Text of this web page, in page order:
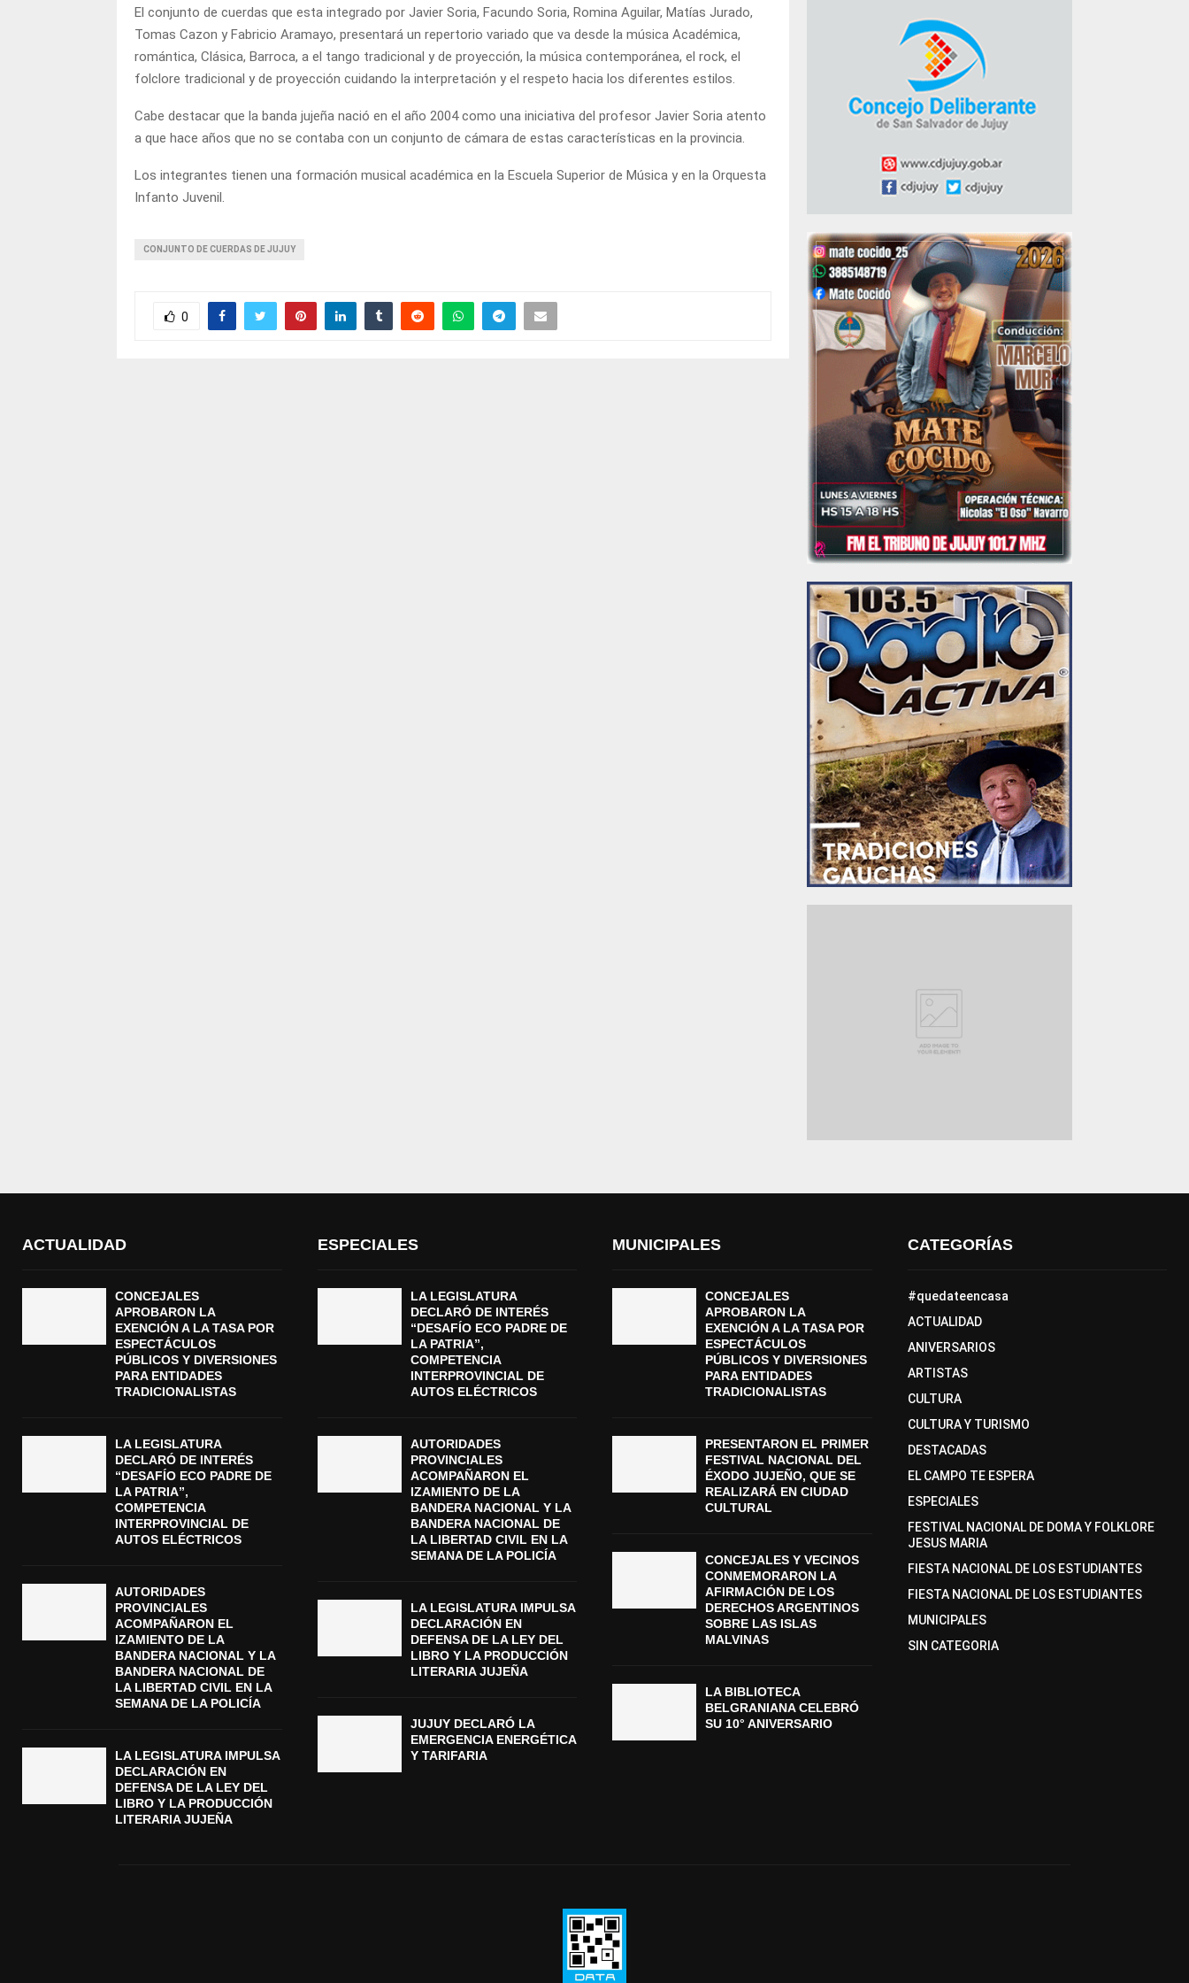
El conjunto de cuerdas que esta integrado por Javier Soria, Facundo Soria, Romina Aguilar, Matías Jurado,
Tomas Cazon y Fabricio Aramayo, presentará un repertorio variado que va desde la música Académica,
romántica, Clásica, Barroca, a el tango tradicional y de proyección, la música contemporánea, el rock, el
folclore tradicional y de proyección cuidando la interpretación y el respeto hacia los diferentes estilos.
Cabe destacar que la banda jujeña nació en el año 2004 como una iniciativa del profesor Javier Soria atento
a que hace años que no se contaba con un conjunto de cámara de estas características en la provincia.
Los integrantes tienen una formación musical académica en la Escuela Superior de Música y en la Orquesta
Infanto Juvenil.
CONJUNTO DE CUERDAS DE JUJUY
0
ACTUALIDAD
CONCEJALES
APROBARON LA
EXENCIÓN A LA TASA POR
ESPECTÁCULOS
PÚBLICOS Y DIVERSIONES
PARA ENTIDADES
TRADICIONALISTAS
LA LEGISLATURA
DECLARÓ DE INTERÉS
“DESAFÍO ECO PADRE DE
LA PATRIA”,
COMPETENCIA
INTERPROVINCIAL DE
AUTOS ELÉCTRICOS
AUTORIDADES
PROVINCIALES
ACOMPAÑARON EL
IZAMIENTO DE LA
BANDERA NACIONAL Y LA
BANDERA NACIONAL DE
LA LIBERTAD CIVIL EN LA
SEMANA DE LA POLICÍA
LA LEGISLATURA IMPULSA
DECLARACIÓN EN
DEFENSA DE LA LEY DEL
LIBRO Y LA PRODUCCIÓN
LITERARIA JUJEÑA
ESPECIALES
LA LEGISLATURA
DECLARÓ DE INTERÉS
“DESAFÍO ECO PADRE DE
LA PATRIA”,
COMPETENCIA
INTERPROVINCIAL DE
AUTOS ELÉCTRICOS
AUTORIDADES
PROVINCIALES
ACOMPAÑARON EL
IZAMIENTO DE LA
BANDERA NACIONAL Y LA
BANDERA NACIONAL DE
LA LIBERTAD CIVIL EN LA
SEMANA DE LA POLICÍA
LA LEGISLATURA IMPULSA
DECLARACIÓN EN
DEFENSA DE LA LEY DEL
LIBRO Y LA PRODUCCIÓN
LITERARIA JUJEÑA
JUJUY DECLARÓ LA
EMERGENCIA ENERGÉTICA
Y TARIFARIA
MUNICIPALES
CONCEJALES
APROBARON LA
EXENCIÓN A LA TASA POR
ESPECTÁCULOS
PÚBLICOS Y DIVERSIONES
PARA ENTIDADES
TRADICIONALISTAS
PRESENTARON EL PRIMER
FESTIVAL NACIONAL DEL
ÉXODO JUJEÑO, QUE SE
REALIZARÁ EN CIUDAD
CULTURAL
CONCEJALES Y VECINOS
CONMEMORARON LA
AFIRMACIÓN DE LOS
DERECHOS ARGENTINOS
SOBRE LAS ISLAS
MALVINAS
LA BIBLIOTECA
BELGRANIANA CELEBRÓ
SU 10° ANIVERSARIO
CATEGORÍAS
#quedateencasa
ACTUALIDAD
ANIVERSARIOS
ARTISTAS
CULTURA
CULTURA Y TURISMO
DESTACADAS
EL CAMPO TE ESPERA
ESPECIALES
FESTIVAL NACIONAL DE DOMA Y FOLKLORE
JESUS MARIA
FIESTA NACIONAL DE LOS ESTUDIANTES
FIESTA NACIONAL DE LOS ESTUDIANTES
MUNICIPALES
SIN CATEGORIA